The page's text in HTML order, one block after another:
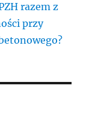
razem z
przy